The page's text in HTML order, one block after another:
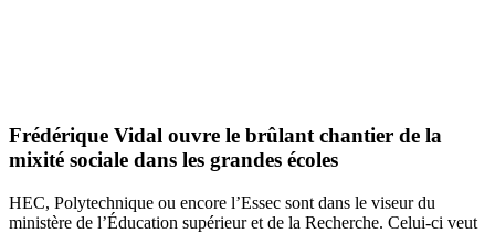
Frédérique Vidal ouvre le brûlant chantier de la
mixité sociale dans les grandes écoles
HEC, Polytechnique ou encore l’Essec sont dans le viseur du
ministère de l’Éducation supérieur et de la Recherche. Celui-ci veut